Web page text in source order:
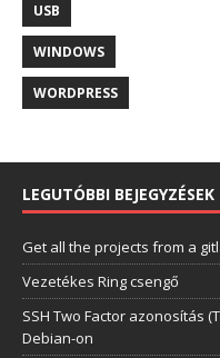
USB
WINDOWS
WORDPRESS
LEGUTÓBBI BEJEGYZÉSEK
Get all the projects from a
Vezetékes Ring csengő
SSH Two Factor azonosítás
Debian-on